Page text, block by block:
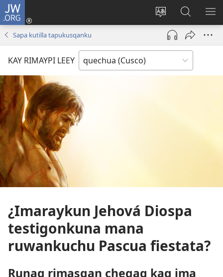
JW.ORG
Direccionpi
akllay
Sutiykiwan
jaykuy
(abre
nueva
JW.ORG
nisqapi
maskhay
Sapa kutilla tapukusqanku
KAY RIMAYPI LEEY
¿Imaraykun Jehová Diospa
testigonkuna mana
ruwankuchu Pascua fiestata?
Runaq rimasqan cheqaq kaq ima